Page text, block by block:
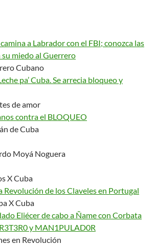
a Labrador con el FBI; conozca las
miedo al Guerrero
Cubano
pa’ Cuba. Se arrecia bloqueo y
de amor
contra el BLOQUEO
de Cuba
Moyá Noguera
X Cuba
Revolución de los Claveles en Portugal
X Cuba
Eliécer de cabo a Ñame con Corbata
y MAN1PULAD0R
en Revolución